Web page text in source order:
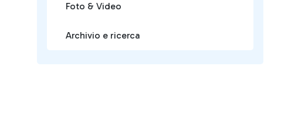
Foto & Video
Archivio e ricerca